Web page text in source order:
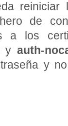
reiniciar
de
a los
y auth-
y